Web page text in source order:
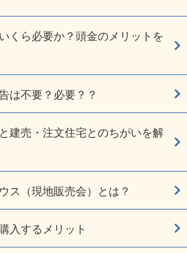
くら必要か？頭金のメリットを
は不要？必要？？
建売・注文住宅とのちがいを解
ス（現地販売会）とは？
入するメリット